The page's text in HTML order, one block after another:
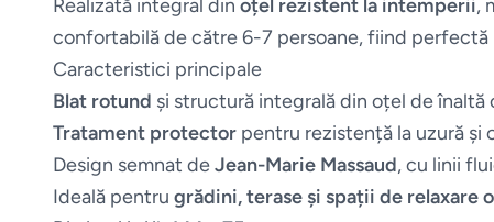
Realizată integral din oțel rezistent la intemperii,
confortabilă de către 6-7 persoane, fiind
Caracteristici principale
Blat rotund și structură integrală din oțel de înaltă
Tratament protector pentru rezistență la uzură și
Design semnat deJean-Marie Massaud, cu linii
Ideală pentru grădini, terase și spații de relaxare